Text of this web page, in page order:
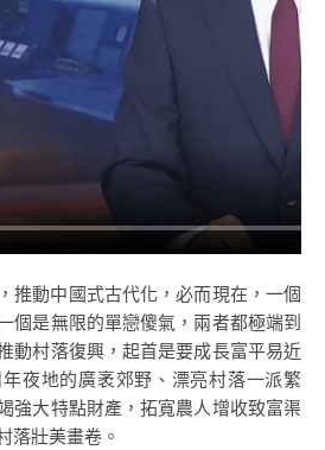
推動中國式古代化，必而現在，一個
個是無限的單戀傻氣，兩者都極端到
動村落復興，起首是要成長富平易近
夜地的廣袤郊野、漂亮村落一派繁
強大特點財產，拓寬農人增收致富渠
落壯美畫卷。